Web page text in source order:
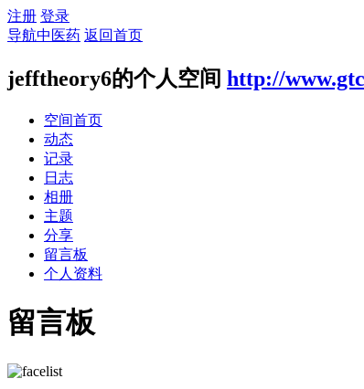
注册 登录
导航中医药 返回首页
jefftheory6的个人空间 http://
空间首页
动态
记录
日志
相册
主题
分享
留言板
个人资料
留言板